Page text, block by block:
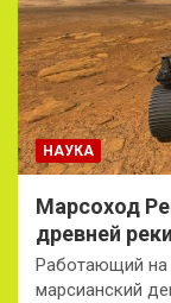
НАУКА
Марсоход
древней
Работающий на
марсианский